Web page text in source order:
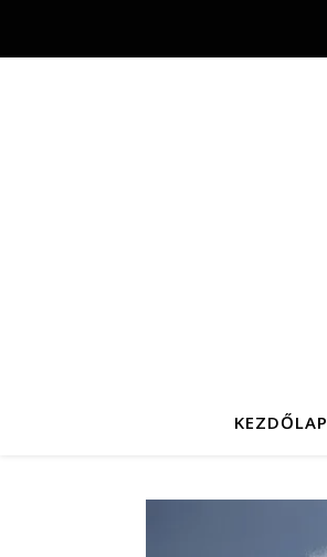
KEZDŐLAP